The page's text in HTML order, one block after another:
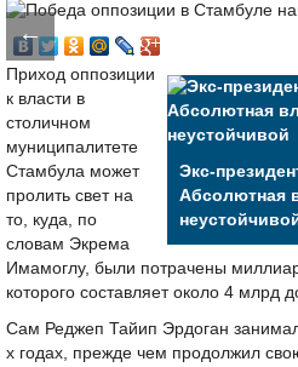
←
Экс-
Абсолютная
Приход оппозиции
к власти в
столичном
муниципалитете
Стамбула может
пролить свет на
то, куда, по
словам Экрема
Имамоглу, были потрачены
которого составляет около 4 млрд
Сам Реджеп Тайип Эрдоган
х годах, прежде чем продолжил